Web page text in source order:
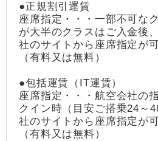
●正規割引運賃
座席指定・・・一部不可な
が大半のクラスはご入金後
社のサイトから座席指定が
（有料又は無料）
●包括運賃（IT運賃）
座席指定・・・航空会社の
クイン時（目安ご搭乗24～
社のサイトから座席指定が
（有料又は無料）